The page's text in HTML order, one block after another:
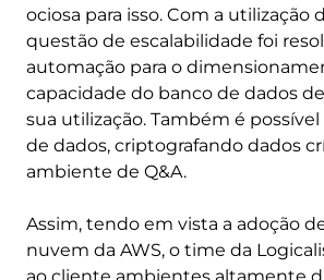
ociosa para isso. Com a utilização
questão de escalabilidade foi
automação para o
capacidade do banco de dados
sua utilização. Também é
de dados, criptografando dados
ambiente de Q&A.
Assim, tendo em vista a adoção
nuvem da AWS, o time da